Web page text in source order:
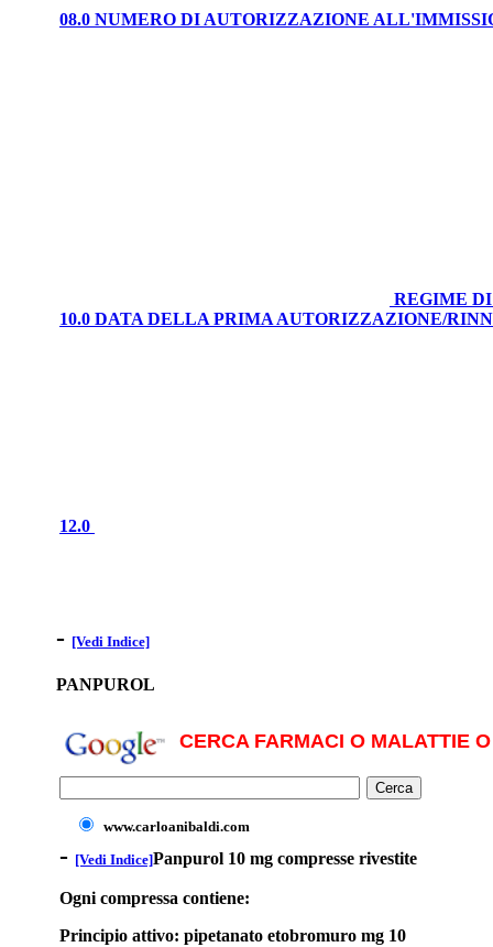
08.0 NUMERO DI AUTORIZZAZIONE
REGIME
10.0 DATA DELLA PRIMA AUTORIZZAZIONE/
12.0
- [Vedi Indice]
PANPUROL
CERCA FARMACI O MALATTIE
www.carloanibaldi.com
- [Vedi Indice]Panpurol 10 mg compresse rivestite
Ogni compressa contiene:
Principio attivo: pipetanato etobromuro mg 10